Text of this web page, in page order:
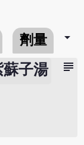
劑量 arrow_drop_down
subject
蘇子湯